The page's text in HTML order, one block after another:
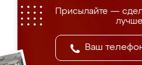
Присылайте —